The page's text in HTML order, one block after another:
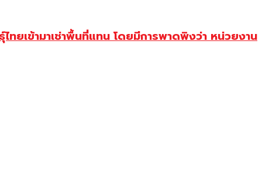
ยเข้ามาเช่าพื้นที่แทน โดยมีการพาดพิงว่า หน่วยงาน